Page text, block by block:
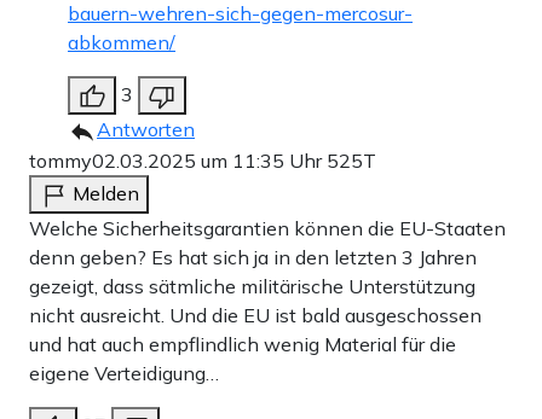
bauern-wehren-sich-gegen-mercosur-
abkommen/
3
Antworten
tommy02.03.2025 um 11:35 Uhr 525T
Melden
Welche Sicherheitsgarantien können die EU-Staaten
denn geben? Es hat sich ja in den letzten 3 Jahren
gezeigt, dass sätmliche militärische Unterstützung
nicht ausreicht. Und die EU ist bald ausgeschossen
und hat auch empflindlich wenig Material für die
eigene Verteidigung…